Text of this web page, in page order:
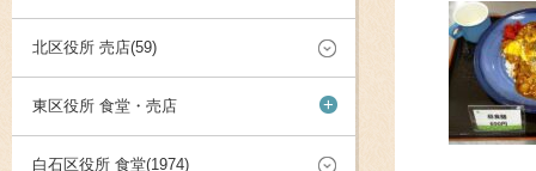
北区役所 売店(59)
東区役所 食堂・売店 +
白石区役所 食堂(1974)